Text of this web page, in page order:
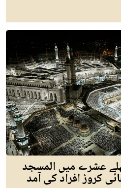
عشرے میں المسجد
کروڑ افراد کی آمد